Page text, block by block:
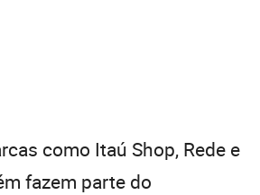
como Itaú Shop, Rede e
fazem parte do